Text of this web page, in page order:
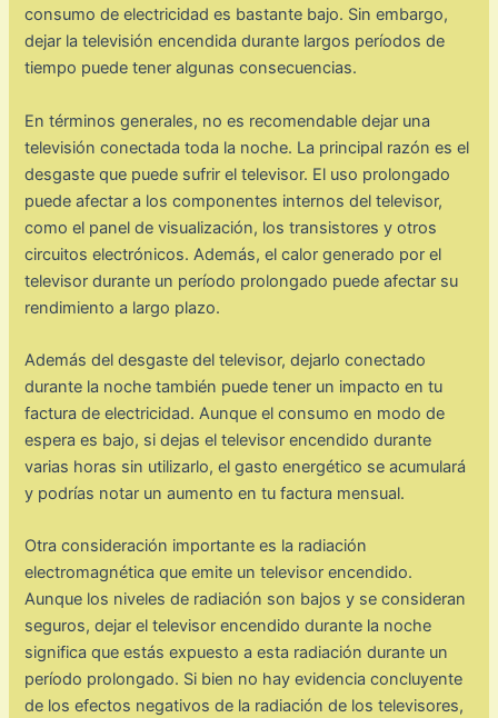
consumo de electricidad es bastante bajo. Sin embargo,
dejar la televisión encendida durante largos períodos de
tiempo puede tener algunas consecuencias.
En términos generales, no es recomendable dejar una
televisión conectada toda la noche. La principal razón es el
desgaste que puede sufrir el televisor. El uso prolongado
puede afectar a los componentes internos del televisor,
como el panel de visualización, los transistores y otros
circuitos electrónicos. Además, el calor generado por el
televisor durante un período prolongado puede afectar su
rendimiento a largo plazo.
Además del desgaste del televisor, dejarlo conectado
durante la noche también puede tener un impacto en tu
factura de electricidad. Aunque el consumo en modo de
espera es bajo, si dejas el televisor encendido durante
varias horas sin utilizarlo, el gasto energético se acumulará
y podrías notar un aumento en tu factura mensual.
Otra consideración importante es la radiación
electromagnética que emite un televisor encendido.
Aunque los niveles de radiación son bajos y se consideran
seguros, dejar el televisor encendido durante la noche
significa que estás expuesto a esta radiación durante un
período prolongado. Si bien no hay evidencia concluyente
de los efectos negativos de la radiación de los televisores,